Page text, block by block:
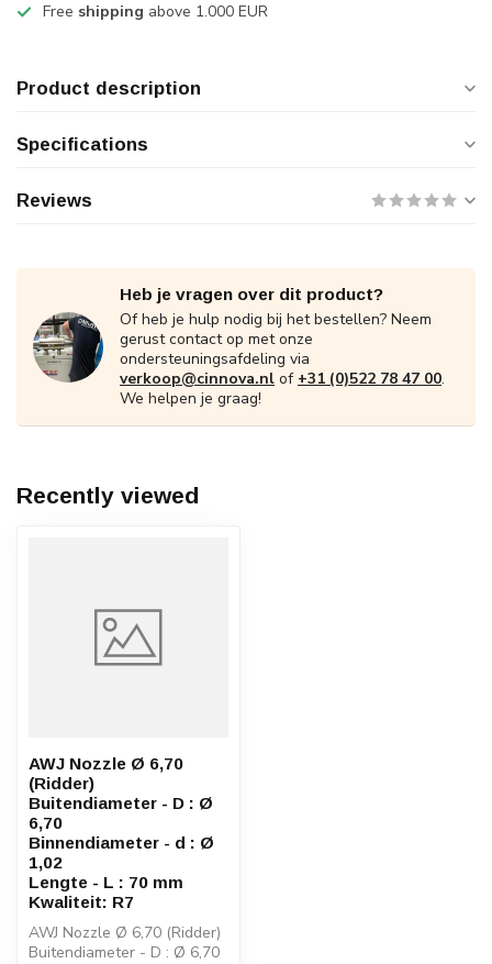
Free shipping above 1.000 EUR
Product description
Specifications
Reviews
Heb je vragen over dit product?
Of heb je hulp nodig bij het bestellen? Neem
gerust contact op met onze
ondersteuningsafdeling via
verkoop@cinnova.nl of +31 (0)522 78 47 00.
We helpen je graag!
Recently viewed
AWJ Nozzle Ø 6,70
(Ridder)
Buitendiameter - D : Ø
6,70
Binnendiameter - d : Ø
1,02
Lengte - L : 70 mm
Kwaliteit: R7
AWJ Nozzle Ø 6,70 (Ridder)
Buitendiameter - D : Ø 6,70